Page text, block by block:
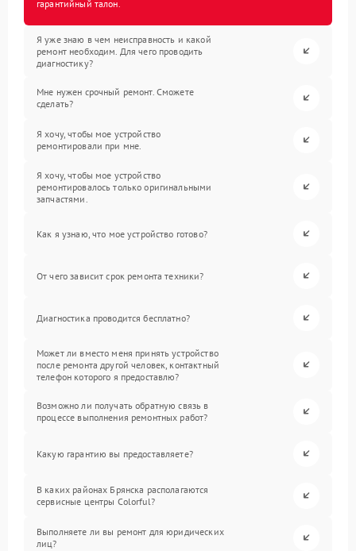
гарантийный талон.
Я уже знаю в чем неисправность и какой
ремонт необходим. Для чего проводить
диагностику?
Мне нужен срочный ремонт. Сможете
сделать?
Я хочу, чтобы мое устройство
ремонтировали при мне.
Я хочу, чтобы мое устройство
ремонтировалось только оригинальными
запчастями.
Как я узнаю, что мое устройство готово?
От чего зависит срок ремонта техники?
Диагностика проводится бесплатно?
Может ли вместо меня принять устройство
после ремонта другой человек, контактный
телефон которого я предоставлю?
Возможно ли получать обратную связь в
процессе выполнения ремонтных работ?
Какую гарантию вы предоставляете?
В каких районах Брянска располагаются
сервисные центры Colorful?
Выполняете ли вы ремонт для юридических
лиц?